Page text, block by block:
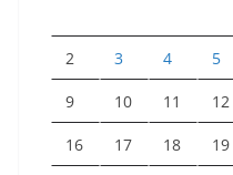
2 3 4 5
9 10 11 12
16 17 18 19